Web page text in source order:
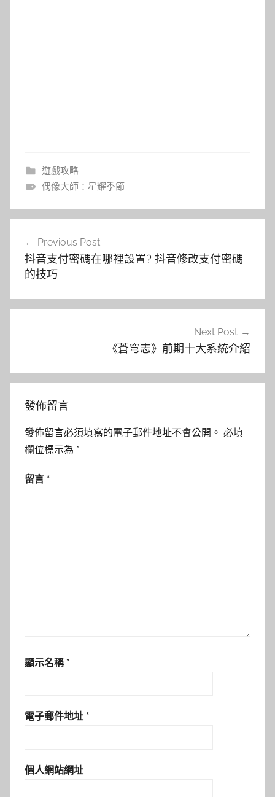
遊戲攻略
偶像大師：星耀季節
章
覽
Previous Post
抖音支付密碼在哪裡設置? 抖音修改支付密碼
的技巧
Next Post
《蒼穹志》前期十大系統介紹
發佈留言
發佈留言必須填寫的電子郵件地址不會公開。 必填
欄位標示為 *
留言 *
顯示名稱 *
電子郵件地址 *
個人網站網址